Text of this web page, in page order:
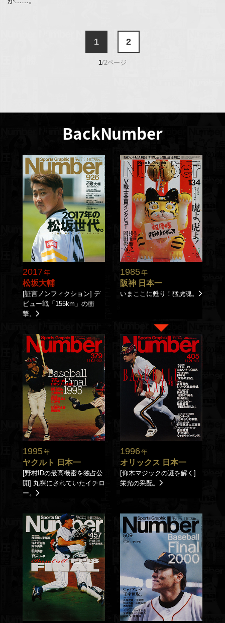
1 2
1/2ページ
BackNumber
2017 年
松坂大輔
[証言ノンフィクション] デ
ビュー戦「155km」の衝
撃。
1985年
阪神 日本一
いまここに甦り！猛虎魂。
1995年
ヤクルト 日本一
[野村IDの最高機密を独占公
開] 丸裸にされていたイチロ
ー。
1996年
オリックス 日本一
[仰木マジックの謎を解く]
栄光の采配。